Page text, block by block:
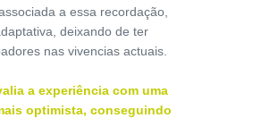
a essa recordação,
deixando de ter
nas vivencias actuais.
a experiência com uma
optimista, conseguindo